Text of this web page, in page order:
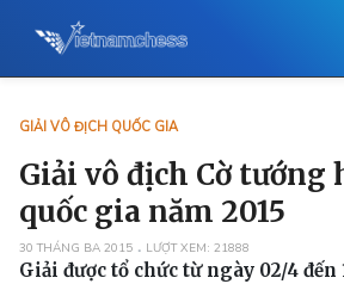
GIẢI VÔ ĐỊCH QUỐC GIA
Giải vô địch Cờ tướng
quốc gia năm 2015
30 THÁNG BA 2015 LƯỢT XEM: 21888
Giải được tổ chức từ ngày 02/4 đến